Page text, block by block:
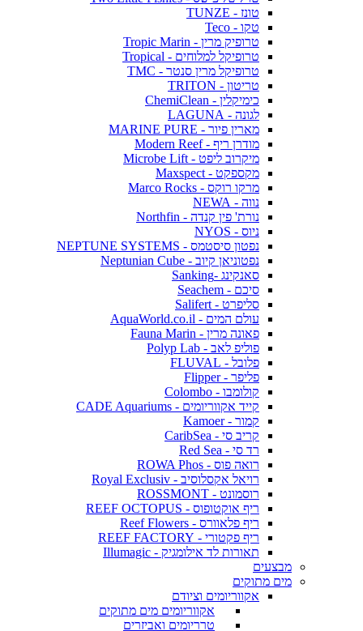
טונז - TUNZE
טקו - Teco
טרופיק מרין - Tropic Marin
טרופיקל למלוחים - Tropical
טרופיקל מרין סנטר - TMC
טריטון - TRITON
כימיקלין - ChemiClean
לגונה - LAGUNA
מארין פיור - MARINE PURE
מודרן ריף - Modern Reef
מיקרוב ליפט - Microbe Lift
מקספקט - Maxspect
מרקו רוקס - Marco Rocks
נווה - NEWA
נורת' פין קנדה - Northfin
ניוס - NYOS
נפטון סיסטמס - NEPTUNE SYSTEMS
נפטוניאן קיוב - Neptunian Cube
סאנקינג -Sanking
סיכם - Seachem
סליפרט - Salifert
עולם המים - AquaWorld.co.il
פאונה מרין - Fauna Marin
פוליפ לאב - Polyp Lab
פלובל - FLUVAL
פליפר - Flipper
קולומבו - Colombo
קייד אקווריומים - CADE Aquariums
קמור - Kamoer
קריב סי - CaribSea
רד סי - Red Sea
רואה פוס - ROWA Phos
רויאל אקסלוסיב - Royal Exclusiv
רוסמונט - ROSSMONT
ריף אוקטופוס - REEF OCTOPUS
ריף פלאוורס - Reef Flowers
ריף פקטורי - REEF FACTORY
תאורות לד אילומגיק - Illumagic
מבצעים
מים מתוקים
אקווריומים וציודם
אקווריומים מים מתוקים
טרריומים ואביזרים